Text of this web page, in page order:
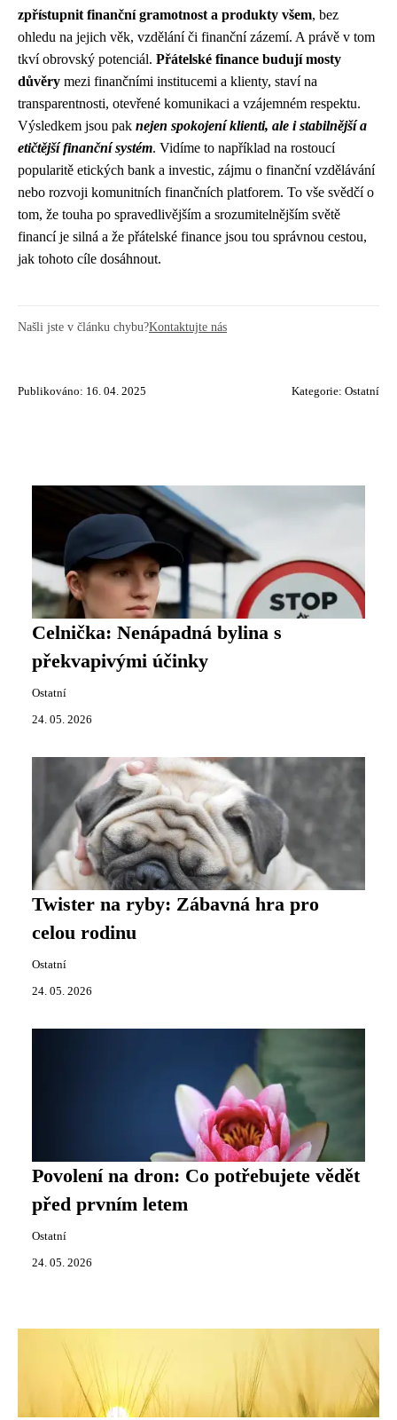
zpřístupnit finanční gramotnost a produkty všem, bez
ohledu na jejich věk, vzdělání či finanční zázemí. A právě v tom
tkví obrovský potenciál. Přátelské finance budují mosty
důvěry mezi finančními institucemi a klienty, staví na
transparentnosti, otevřené komunikaci a vzájemném respektu.
Výsledkem jsou pak nejen spokojení klienti, ale i stabilnější a
etičtější finanční systém. Vidíme to například na rostoucí
popularitě etických bank a investic, zájmu o finanční vzdělávání
nebo rozvoji komunitních finančních platforem. To vše svědčí o
tom, že touha po spravedlivějším a srozumitelnějším světě
financí je silná a že přátelské finance jsou tou správnou cestou,
jak tohoto cíle dosáhnout.
Našli jste v článku chybu?Kontaktujte nás
Publikováno: 16. 04. 2025 Kategorie: Ostatní
Celnička: Nenápadná bylina s
překvapivými účinky
Ostatní
24. 05. 2026
Twister na ryby: Zábavná hra pro
celou rodinu
Ostatní
24. 05. 2026
Povolení na dron: Co potřebujete vědět
před prvním letem
Ostatní
24. 05. 2026